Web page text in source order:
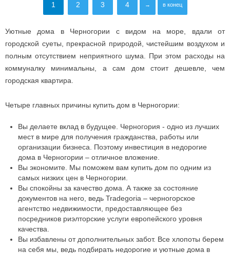
1 2 3 4 → в конец
Уютные дома в Черногории с видом на море, вдали от
городской суеты, прекрасной природой, чистейшим воздухом и
полным отсутствием неприятного шума. При этом расходы на
коммуналку минимальны, а сам дом стоит дешевле, чем
городская квартира.
Четыре главных причины купить дом в Черногории:
Вы делаете вклад в будущее. Черногория - одно из лучших
мест в мире для получения гражданства, работы или
организации бизнеса. Поэтому инвестиция в недорогие
дома в Черногории – отличное вложение.
Вы экономите. Мы поможем вам купить дом по одним из
самых низких цен в Черногории.
Вы спокойны за качество дома. А также за состояние
документов на него, ведь Tradegoria – черногорское
агентство недвижимости, предоставляющее без
посредников риэлторские услуги европейского уровня
качества.
Вы избавлены от дополнительных забот. Все хлопоты берем
на себя мы, ведь подбирать недорогие и уютные дома в